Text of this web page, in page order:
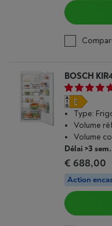
BOSCH
Type:
Volume
Volume
Délai >3 sem.
€ 688,00
Action